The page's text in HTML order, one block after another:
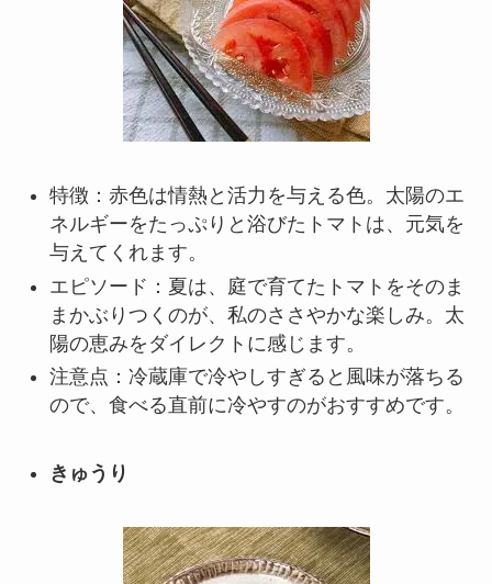
特徴：赤色は情熱と活力を与える色。太陽のエ
ネルギーをたっぷりと浴びたトマトは、元気を
与えてくれます。
エピソード：夏は、庭で育てたトマトをそのま
まかぶりつくのが、私のささやかな楽しみ。太
陽の恵みをダイレクトに感じます。
注意点：冷蔵庫で冷やしすぎると風味が落ちる
ので、食べる直前に冷やすのがおすすめです。
きゅうり